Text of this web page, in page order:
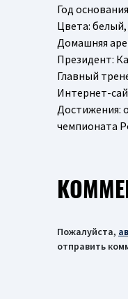
Год
Цвета:
Домашняя
Президент:
Главный
Интернет-
Достижения:
чемпионата
Пожалуйста,
отправить